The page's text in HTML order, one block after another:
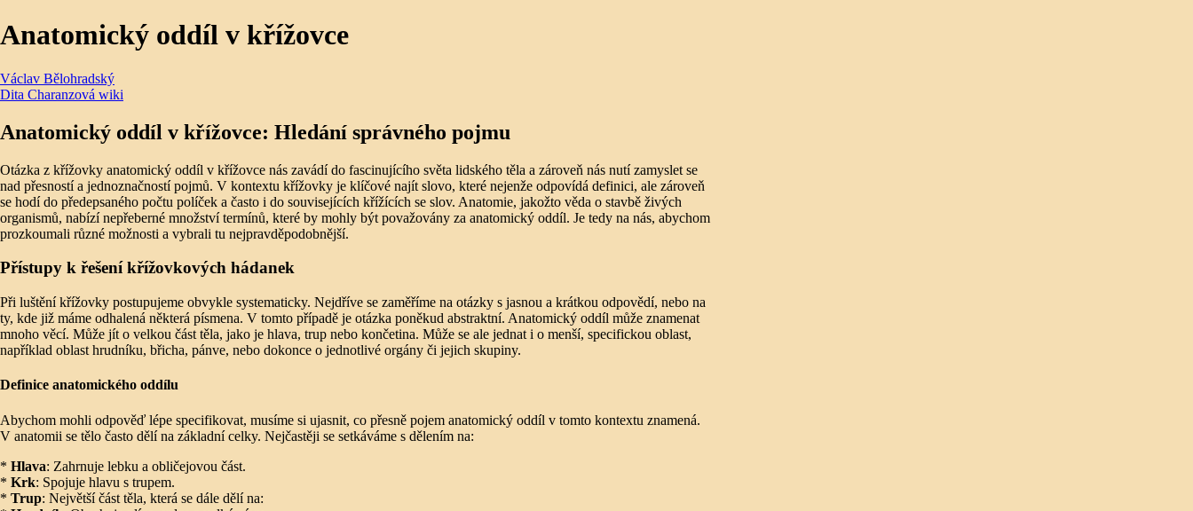
Anatomický oddíl v křížovce
Václav Bělohradský
Dita Charanzová wiki
Anatomický oddíl v křížovce: Hledání správného pojmu
Otázka z křížovky anatomický oddíl v křížovce nás zavádí do fascinujícího světa lidského těla a zároveň nás nutí zamyslet se
nad přesností a jednoznačností pojmů. V kontextu křížovky je klíčové najít slovo, které nejenže odpovídá definici, ale zároveň
se hodí do předepsaného počtu políček a často i do souvisejících křížících se slov. Anatomie, jakožto věda o stavbě živých
organismů, nabízí nepřeberné množství termínů, které by mohly být považovány za anatomický oddíl. Je tedy na nás, abychom
prozkoumali různé možnosti a vybrali tu nejpravděpodobnější.
Přístupy k řešení křížovkových hádanek
Při luštění křížovky postupujeme obvykle systematicky. Nejdříve se zaměříme na otázky s jasnou a krátkou odpovědí, nebo na
ty, kde již máme odhalená některá písmena. V tomto případě je otázka poněkud abstraktní. Anatomický oddíl může znamenat
mnoho věcí. Může jít o velkou část těla, jako je hlava, trup nebo končetina. Může se ale jednat i o menší, specifickou oblast,
například oblast hrudníku, břicha, pánve, nebo dokonce o jednotlivé orgány či jejich skupiny.
Definice anatomického oddílu
Abychom mohli odpověď lépe specifikovat, musíme si ujasnit, co přesně pojem anatomický oddíl v tomto kontextu znamená.
V anatomii se tělo často dělí na základní celky. Nejčastěji se setkáváme s dělením na:
* Hlava: Zahrnuje lebku a obličejovou část.
* Krk: Spojuje hlavu s trupem.
* Trup: Největší část těla, která se dále dělí na: